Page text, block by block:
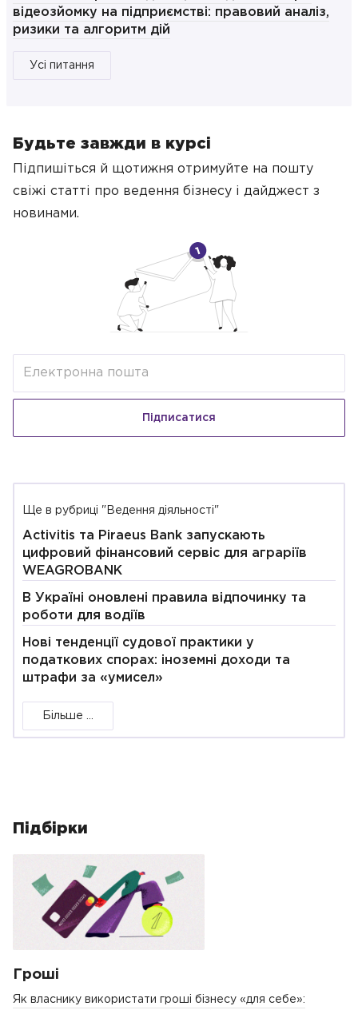
відеозйомку на підприємстві: правовий аналіз,
ризики та алгоритм дій
Усі питання
Будьте завжди в курсі
Підпишіться й щотижня отримуйте на пошту
свіжі статті про ведення бізнесу і дайджест з
новинами.
Підписатися
Ще в рубриці "Ведення діяльності"
Activitis та Piraeus Bank запускають
цифровий фінансовий сервіс для аграріїв
WEAGROBANK
В Україні оновлені правила відпочинку та
роботи для водіїв
Нові тенденції судової практики у
податкових спорах: іноземні доходи та
штрафи за «умисел»
Більше ...
Підбірки
Гроші
Як власнику використати гроші бізнесу «для себе»: